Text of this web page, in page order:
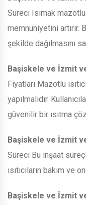
Süreci Isımak mazotlu
memnuniyetini artırır.
şekilde dağılmasını
Başiskele ve İzmit
Fiyatları Mazotlu
yapılmalıdır.
güvenilir bir ısıtma
Başiskele ve İzmit
Süreci Bu inşaat
ısıtıcıların bakım ve
Başiskele ve İzmit